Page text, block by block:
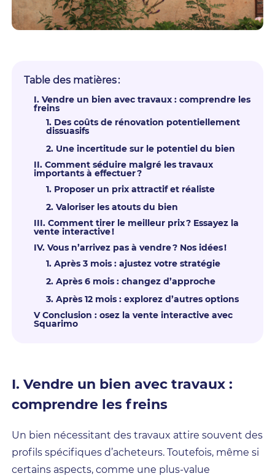
Table des matières :
I. Vendre un bien avec travaux : comprendre les
freins
1. Des coûts de rénovation potentiellement
dissuasifs
2. Une incertitude sur le potentiel du bien
II. Comment séduire malgré les travaux
importants à effectuer ?
1. Proposer un prix attractif et réaliste
2. Valoriser les atouts du bien
III. Comment tirer le meilleur prix ? Essayez la
vente interactive !
IV. Vous n’arrivez pas à vendre ? Nos idées !
1. Après 3 mois : ajustez votre stratégie
2. Après 6 mois : changez d’approche
3. Après 12 mois : explorez d’autres options
V Conclusion : osez la vente interactive avec
Squarimo
I. Vendre un bien avec travaux :
comprendre les freins
Un bien nécessitant des travaux attire souvent des
profils spécifiques d’acheteurs. Toutefois, même si
certains aspects, comme une plus-value